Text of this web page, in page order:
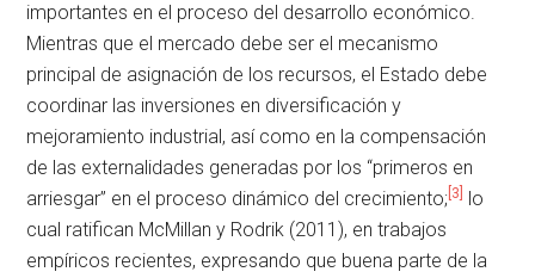
importantes en el proceso del desarrollo económico.
Mientras que el mercado debe ser el mecanismo
principal de asignación de los recursos, el Estado debe
coordinar las inversiones en diversificación y
mejoramiento industrial, así como en la compensación
de las externalidades generadas por los “primeros en
arriesgar” en el proceso dinámico del crecimiento; [3]
lo
cual ratifican McMillan y Rodrik (2011), en trabajos
empíricos recientes, expresando que buena parte de la